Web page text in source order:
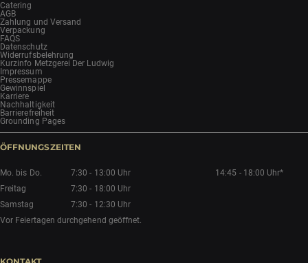
Catering
AGB
Zahlung und Versand
Verpackung
FAQS
Datenschutz
Widerrufsbelehrung
Kurzinfo Metzgerei Der Ludwig
Impressum
Pressemappe
Gewinnspiel
Karriere
Nachhaltigkeit
Barrierefreiheit
Grounding Pages
ÖFFNUNGSZEITEN
Mo. bis Do. 7:30 - 13:00 Uhr
14:45 - 18:00 Uhr*
Freitag
7:30 - 18:00 Uhr
Samstag
7:30 - 12:30 Uhr
Vor Feiertagen durchgehend geöffnet.